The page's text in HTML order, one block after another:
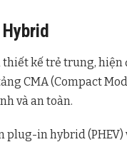
thiết kế trẻ trung,
CMA (Compact
và an toàn.
plug-in hybrid